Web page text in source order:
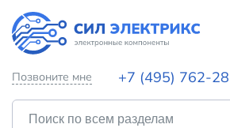
Позвоните мне +7 (495) 762-